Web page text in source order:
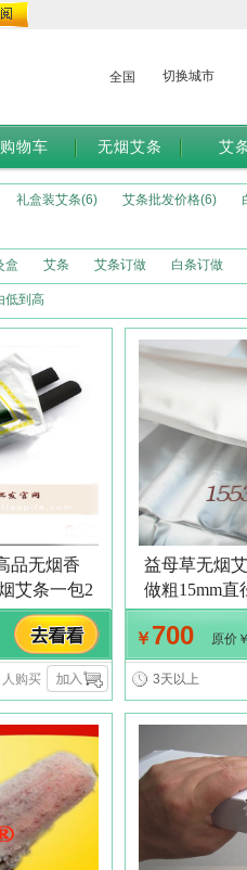
全国 切换城市
购物车 无烟艾条 艾
礼盒装艾条(6) 艾条批发价格(6)
盒 艾条 艾条订做 白条订做
低到高
品无烟香
艾条一包2
玫瑰无烟艾
无烟艾条
人购买
益母草无烟
做粗15mm直
艾条,无烟艾
器,悬灸仪艾
仪无烟艾条,
艾条批发订做
￥700 原价
3天以上